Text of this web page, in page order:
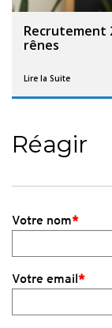
Recrutement
rênes
Lire la Suite
Réagir
Votre nom*
Votre email*